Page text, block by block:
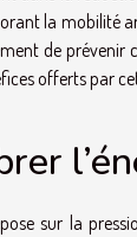
la mobilité
de
offerts par
sur la